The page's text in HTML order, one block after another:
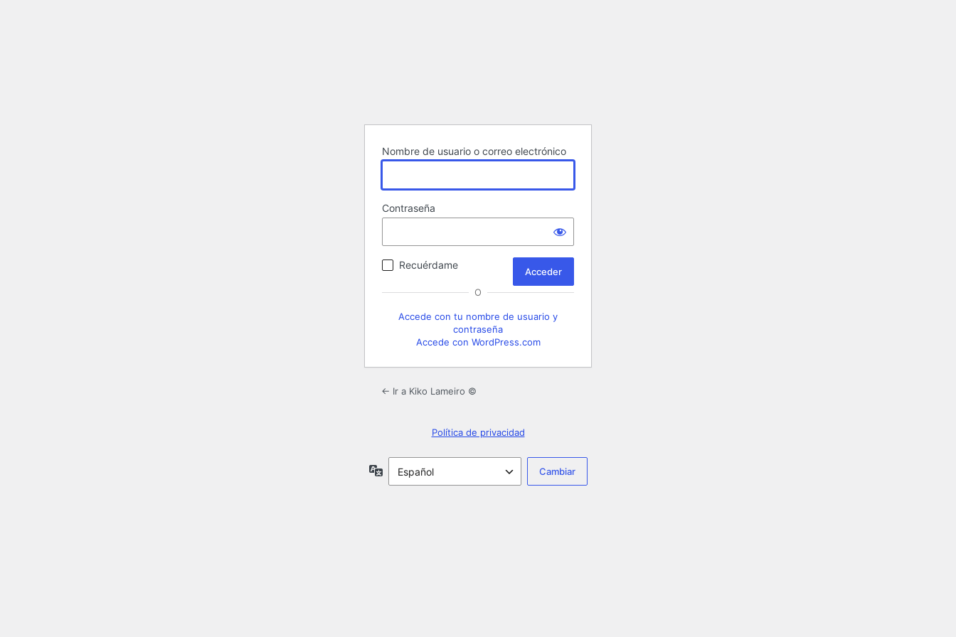
Nombre de usuario o correo electrónico
Contraseña
Recuérdame
O
Accede con tu nombre de usuario y
contraseña
Accede con WordPress.com
← Ir a Kiko Lameiro ©
Política de privacidad
Idioma